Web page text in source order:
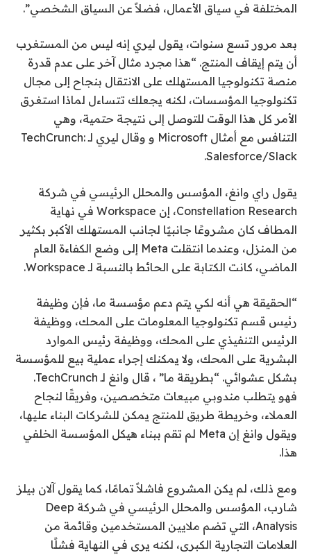
المختلفة في سياق الأعمال، فضلاً عن السياق الشخصي”.
بعد مرور تسع سنوات، يقول ليري إنه ليس من المستغرب
أن يتم إيقاف المنتج. “هذا مجرد مثال آخر على عدم قدرة
منصة تكنولوجيا المستهلك على الانتقال بنجاح إلى مجال
تكنولوجيا المؤسسات، لكنه يجعلك تتساءل لماذا استغرق
الأمر كل هذا الوقت للتوصل إلى نتيجة حتمية، وهي
التنافس مع أمثال Microsoft و وقال ليري لـ TechCrunch:
Salesforce/Slack.
يقول راي وانغ، المؤسس والمحلل الرئيسي في شركة
Constellation Research، إن Workspace في نهاية
المطاف كان مشروعًا جانبيًا لجانب المستهلك الأكبر بكثير
من المنزل، وعندما انتقلت Meta إلى وضع الكفاءة العام
الماضي، كانت الكتابة على الحائط بالنسبة لـ Workspace.
“الحقيقة هي أنه لكي يتم دعم مؤسسة ما، فإن وظيفة
رئيس قسم تكنولوجيا المعلومات على المحك، ووظيفة
الرئيس التنفيذي على المحك، ووظيفة رئيس الموارد
البشرية على المحك، ولا يمكنك إجراء عملية بيع للمؤسسة
بشكل عشوائي. “بطريقة ما” ، قال وانغ لـ TechCrunch.
فهو يتطلب مندوبي مبيعات متخصصين، وفريقًا لنجاح
العملاء، وخريطة طريق للمنتج يمكن للشركات البناء عليها،
ويقول وانغ إن Meta لم تقم ببناء هيكل المؤسسة الخلفي
هذا.
ومع ذلك، لم يكن المشروع فاشلاً تمامًا، كما يقول آلان بيلز
شارب، المؤسس والمحلل الرئيسي في شركة Deep
Analysis، التي تضم ملايين المستخدمين وقائمة من
العلامات التجارية الكبرى، لكنه يرى في النهاية فشلًا